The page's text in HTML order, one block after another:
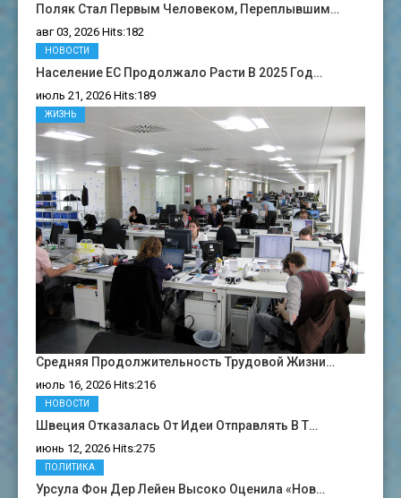
Поляк Стал Первым Человеком, Переплывшим…
авг 03, 2026 Hits:182
Население ЕС Продолжало Расти В 2025 Год…
июль 21, 2026 Hits:189
НОВОСТИ
Средняя Продолжительность Трудовой Жизни…
июль 16, 2026 Hits:216
ЖИЗНЬ
Швеция Отказалась От Идеи Отправлять В Т…
июнь 12, 2026 Hits:275
НОВОСТИ
Урсула Фон Дер Лейен Высоко Оценила «нов…
ПОЛИТИКА